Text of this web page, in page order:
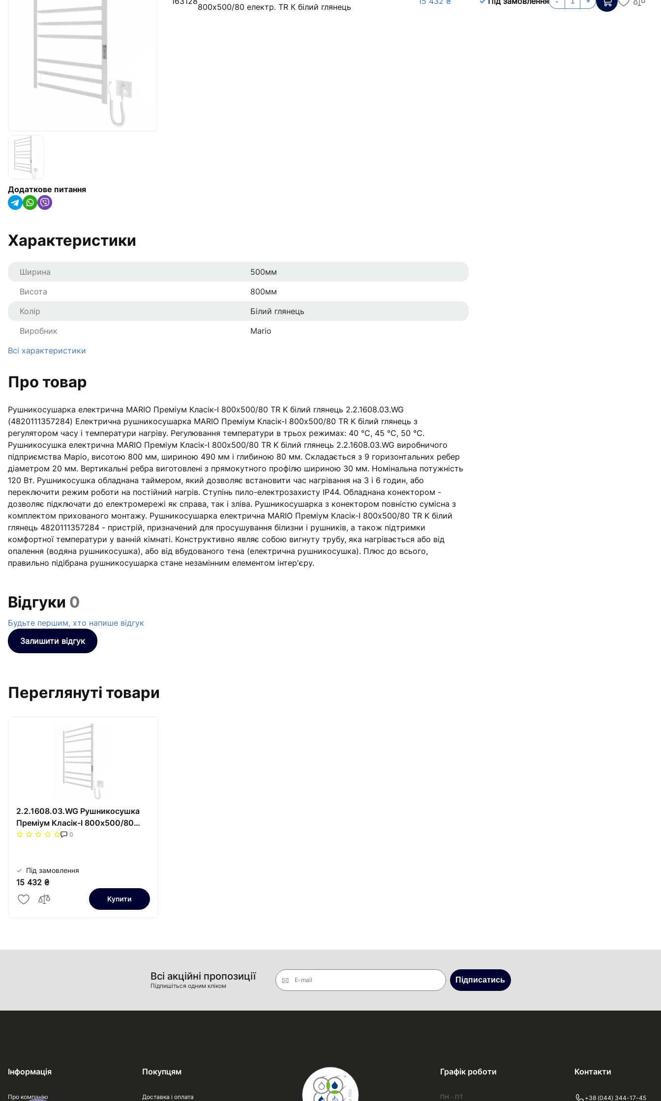
та рушникосушарки
Обладнання для котелень
Гідроакумулятори(IMAS Італія)
Насосне обладнання
Трубна ізоляція та кріплення для
Додаткове питання
800х500/80 електр. TR К білий глянець
Характеристики
Ширина
500мм
Висота
800мм
Колір
Білий глянець
Виробник
Mario
Всі характеристики
Про товар
Рушникосушарка електрична MARIO Преміум Класік-I 800х500/80 TR K білий глянець 2.2.1608.03.WG
(4820111357284) Електрична рушникосушарка MARIO Преміум Класік-I 800х500/80 TR K білий глянець з
регулятором часу і температури нагріву. Регулювання температури в трьох режимах: 40 °С, 45 °С, 50 °С.
Рушникосушка електрична MARIO Преміум Класік-I 800х500/80 TR K білий глянець 2.2.1608.03.WG виробничого
підприємства Маріо, висотою 800 мм, шириною 490 мм і глибиною 80 мм. Складається з 9 горизонтальних ребер
діаметром 20 мм. Вертикальні ребра виготовлені з прямокутного профілю шириною 30 мм. Номінальна потужність
120 Вт. Рушникосушка обладнана таймером, який дозволяє встановити час нагрівання на 3 і 6 годин, або
переключити режим роботи на постійний нагрів. Ступінь пило-електрозахисту IP44. Обладнана конектором -
дозволяє підключати до електромережі як справа, так і зліва. Рушникосушарка з конектором повністю сумісна з
комплектом прихованого монтажу. Рушникосушарка електрична MARIO Преміум Класік-I 800х500/80 TR K білий
глянець 4820111357284 - пристрій, призначений для просушування білизни і рушників, а також підтримки
комфортної температури у ванній кімнаті. Конструктивно являє собою вигнуту трубу, яка нагрівається або від
опалення (водяна рушникосушка), або від вбудованого тена (електрична рушникосушка). Плюс до всього,
правильно підібрана рушникосушарка стане незамінним елементом інтер'єру.
Відгуки 0
Будьте першим, хто напише відгук
Залишити відгук
Переглянуті товари
2.2.1608.03.WG Рушникосушка
Преміум Класік-I 800х500/80
електр. TR К білий глянець
0
Під замовлення
15 432 ₴
Купити
Всі акційні пропозиції
Підпишіться одним кліком
E-mail Підписатись
Інформація
Про компанію
Покупцям
Доставка і оплата
Графік роботи
ПН - ПТ
Контакти
+38 (044) 344-17-45